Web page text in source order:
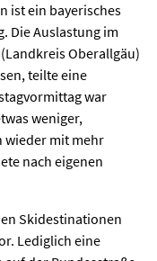
ist ein bayerisches
Die Auslastung im
Oberallgäu)
teilte eine
war
weniger,
wieder mit mehr
nach eigenen
Skidestinationen
Lediglich eine